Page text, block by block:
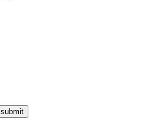
submit